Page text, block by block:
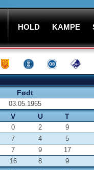
HOLD KAMPE
Født
03.05.1965
V U T
0 2
9
7 4
5
7 9
17
16 8
9